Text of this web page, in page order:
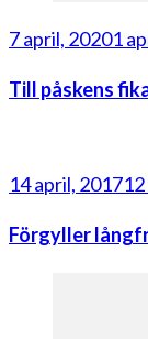
7 april, 20201
Till påskens
14 april, 2017
Förgyller